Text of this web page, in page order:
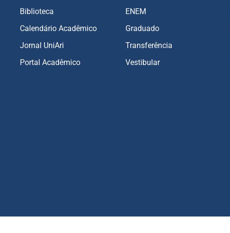
Biblioteca
Calendário Acadêmico
Jornal UniAri
Portal Acadêmico
ENEM
Graduado
Transferência
Vestibular